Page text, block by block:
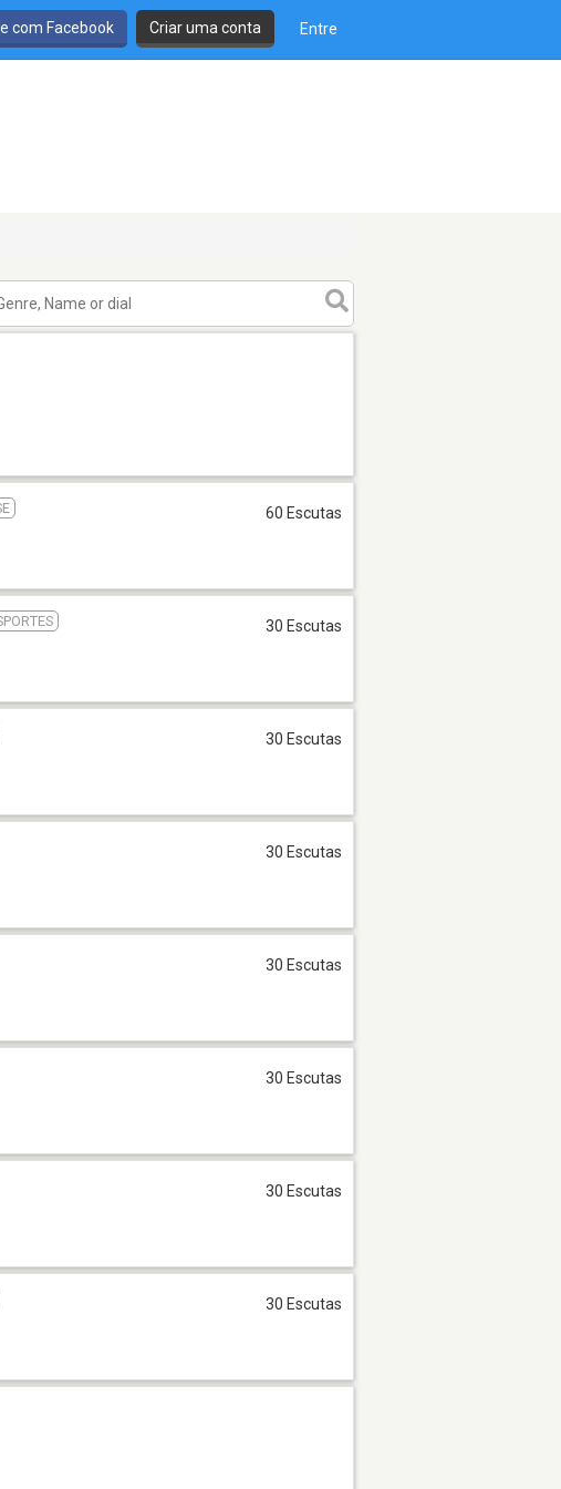
com Facebook Criar uma conta Entre
60 Escutas
30 Escutas
30 Escutas
30 Escutas
30 Escutas
30 Escutas
30 Escutas
30 Escutas